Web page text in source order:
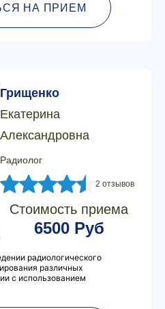
НА ПРИЕМ
Грищенко
Екатерина
Александровна
Радиолог
2 отзывов
Стоимость приема
6500 Руб
радиологического
различных
с использованием